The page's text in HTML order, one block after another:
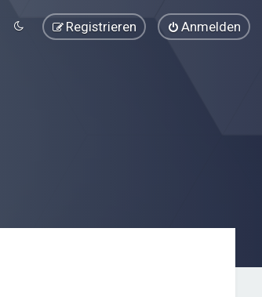
Anmelden
Registrieren